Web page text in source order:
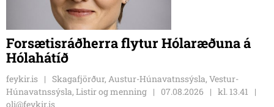
Forsætisráðherra flytur Hólaræðuna á
Hólahátíð
feykir.is
Skagafjörður, Austur-Húnavatnssýsla, Vestur-
Húnavatnssýsla, Listir og menning
07.08.2026
kl. 13.41
oli@feykir.is